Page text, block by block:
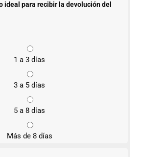
ideal para recibir la devolución del
1 a 3 días
3 a 5 días
5 a 8 días
Más de 8 días